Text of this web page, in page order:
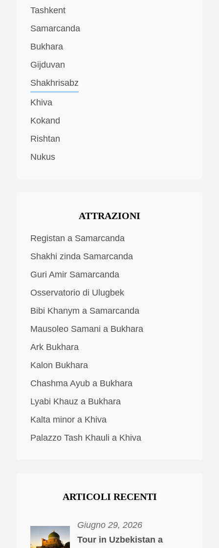
Tashkent
Samarcanda
Bukhara
Gijduvan
Shakhrisabz
Khiva
Kokand
Rishtan
Nukus
ATTRAZIONI
Registan a Samarcanda
Shakhi zinda Samarcanda
Guri Amir Samarcanda
Osservatorio di Ulugbek
Bibi Khanym a Samarcanda
Mausoleo Samani a Bukhara
Ark Bukhara
Kalon Bukhara
Chashma Ayub a Bukhara
Lyabi Khauz a Bukhara
Kalta minor a Khiva
Palazzo Tash Khauli a Khiva
ARTICOLI RECENTI
Giugno 29, 2026
Tour in Uzbekistan a